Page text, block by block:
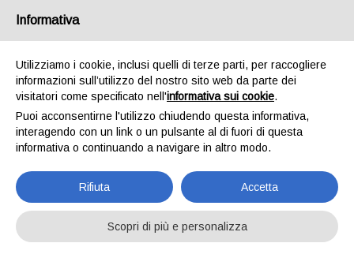
AZIENDE
Aziende
Informativa
Utilizziamo i cookie, inclusi quelli di terze parti, per raccogliere
informazioni sull’utilizzo del nostro sito web da parte dei
visitatori come specificato nell'informativa sui cookie.
Puoi acconsentirne l'utilizzo chiudendo questa informativa,
interagendo con un link o un pulsante al di fuori di questa
informativa o continuando a navigare in altro modo.
Rifiuta Accetta
Scopri di più e personalizza